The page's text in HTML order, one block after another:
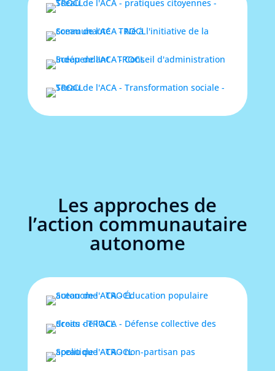
Les approches de
l’action communautaire
autonome